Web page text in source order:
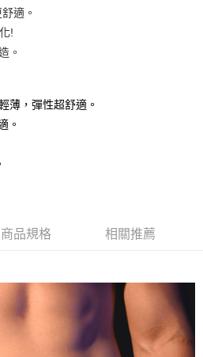
上)免運費
上)免運費
信 boggychiu【支付寶】轉
查看運費
適。
!
。
薄，彈性超舒適。
。
商品規格 相關推薦